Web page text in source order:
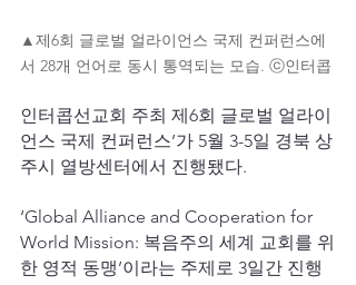
▲제6회 글로벌 얼라이언스 국제 컨퍼런스에
서 28개 언어로 동시 통역되는 모습. ⓒ인터콥
인터콥선교회 주최 제6회 글로벌 얼라이
언스 국제 컨퍼런스’가 5월 3-5일 경북 상
주시 열방센터에서 진행됐다.
‘Global Alliance and Cooperation for
World Mission: 복음주의 세계 교회를 위
한 영적 동맹’이라는 주제로 3일간 진행